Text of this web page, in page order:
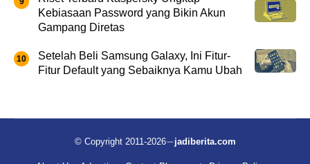
Kebiasaan Password yang Bikin Akun
Gampang Diretas
Setelah Beli Samsung Galaxy, Ini Fitur-
Fitur Default yang Sebaiknya Kamu Ubah
© Copyright 2011-2026 jadiberita.com